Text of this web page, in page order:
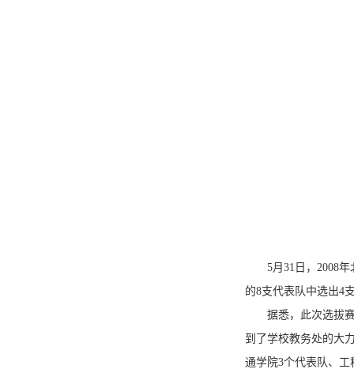
5月31日，2008
的8支代表队中选出4
据悉，此次选拔
到了学校教务处的大
通学院3个代表队、